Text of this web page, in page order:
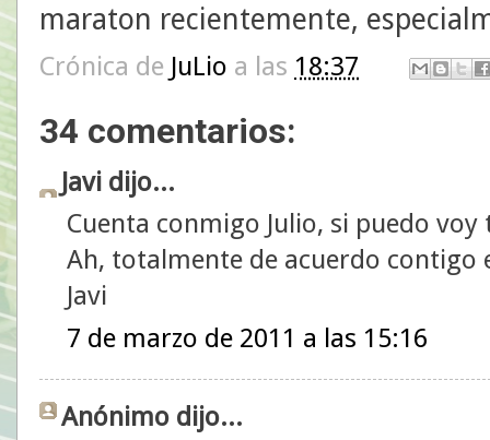
maraton recientemente,
Crónica de JuLio a las 18:37
34 comentarios:
Javi dijo...
Cuenta conmigo Julio, si puedo
Ah, totalmente de acuerdo contigo
Javi
7 de marzo de 2011 a las 15:16
Anónimo dijo...